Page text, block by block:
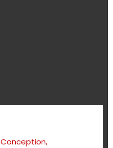
Conception,